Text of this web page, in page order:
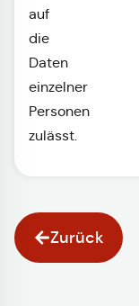
auf
die
Daten
einzelner
Personen
zulässt.
Zurück